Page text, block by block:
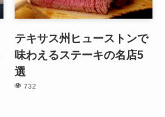
テキサス州ヒューストンで
味わえるステーキの名店5
選
732